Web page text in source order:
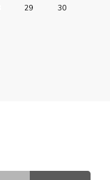
29
30